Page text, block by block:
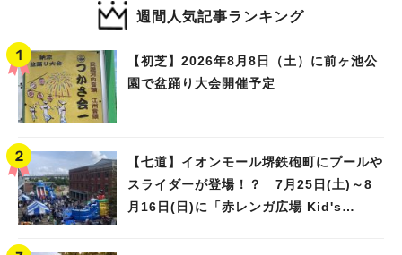
週間人気記事ランキング
【初芝】2026年8月8日（土）に前ヶ池公
園で盆踊り大会開催予定
【七道】イオンモール堺鉄砲町にプールや
スライダーが登場！？ 7月25日(土)～8
月16日(日)に「赤レンガ広場 Kid's